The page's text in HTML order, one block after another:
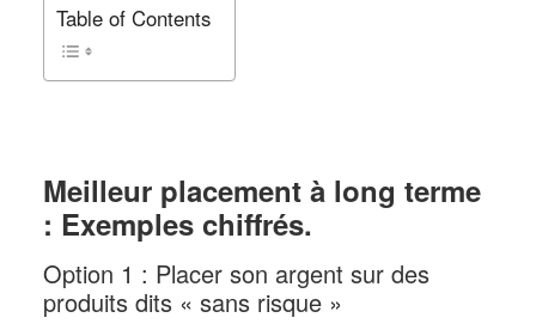
Table of Contents
Meilleur placement à long terme
: Exemples chiffrés.
Option 1 : Placer son argent sur des
produits dits « sans risque »